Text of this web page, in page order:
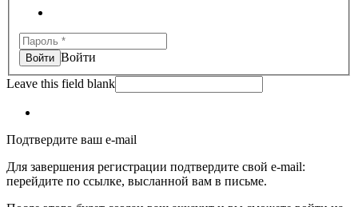
Войти
Leave this field blank
Подтвердите ваш e-mail
Для завершения регистрации подтвердите свой e-mail:
перейдите по ссылке, высланной вам в письме.